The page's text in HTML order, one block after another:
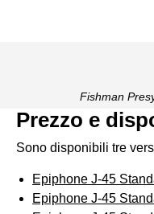
Fishman
Prezzo e
Sono disponibili tre
Epiphone J-45
Epiphone J-45